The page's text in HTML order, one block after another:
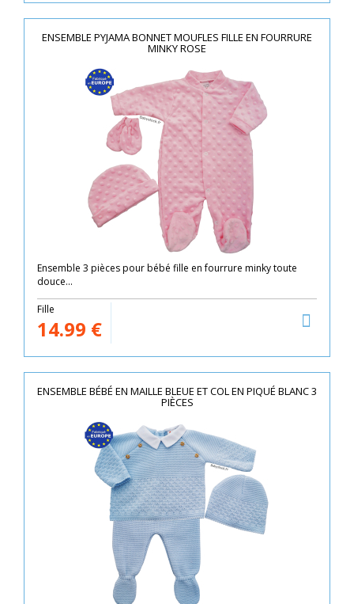
ENSEMBLE PYJAMA BONNET MOUFLES FILLE EN FOURRURE
MINKY ROSE
Ensemble 3 pièces pour bébé fille en fourrure minky toute
douce...
Fille
14.99 €
ENSEMBLE BÉBÉ EN MAILLE BLEUE ET COL EN PIQUÉ BLANC 3
PIÈCES